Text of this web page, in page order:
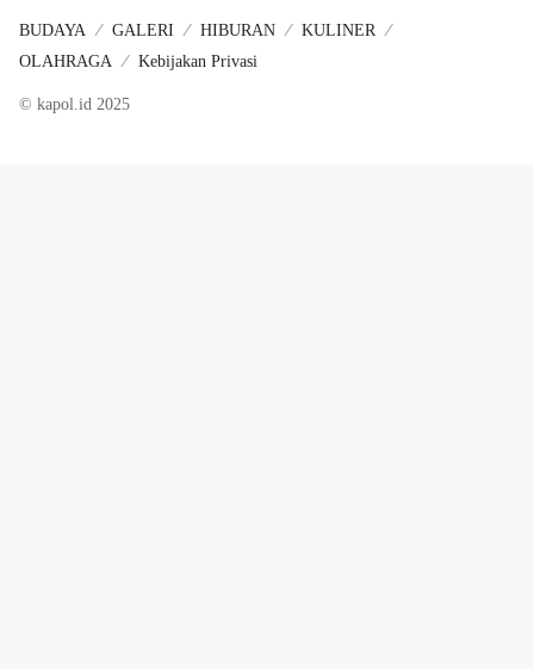
BUDAYA GALERI HIBURAN
KULINER
OLAHRAGA
Kebijakan Privasi
© kapol.id 2025